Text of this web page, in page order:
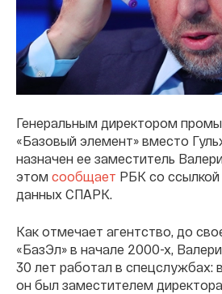
Генеральным директором
«Базовый элемент» вместо
назначен ее заместитель
этом сообщает РБК со
данных СПАРК.
Как отмечает агентство, до
«БазЭл» в начале 2000-х,
30 лет работал в спецслужбах:
он был заместителем